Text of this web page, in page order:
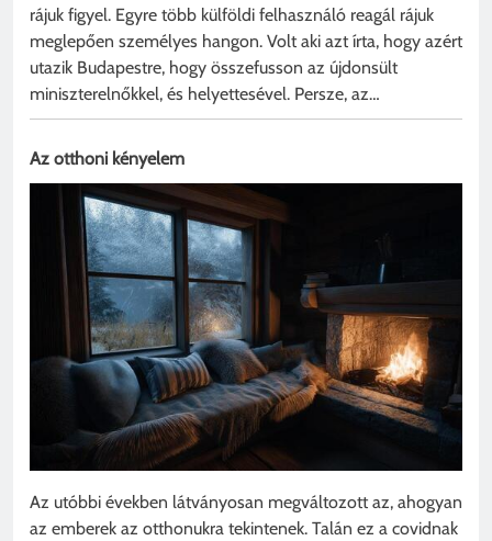
rájuk figyel. Egyre több külföldi felhasználó reagál rájuk
meglepően személyes hangon. Volt aki azt írta, hogy azért
utazik Budapestre, hogy összefusson az újdonsült
miniszterelnőkkel, és helyettesével. Persze, az…
Az otthoni kényelem
Az utóbbi években látványosan megváltozott az, ahogyan
az emberek az otthonukra tekintenek. Talán ez a covidnak